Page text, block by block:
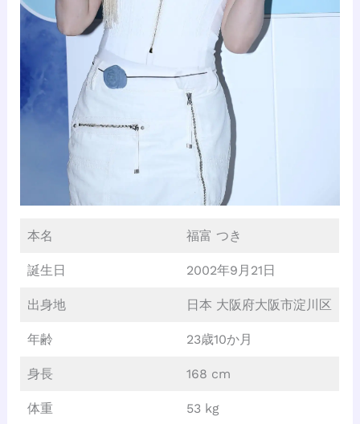
本名 福富 つき
誕生日 2002年9月21日
出身地 日本 大阪府大阪市淀川区
年齢 23歳10か月
身長 168 cm
体重 53 kg